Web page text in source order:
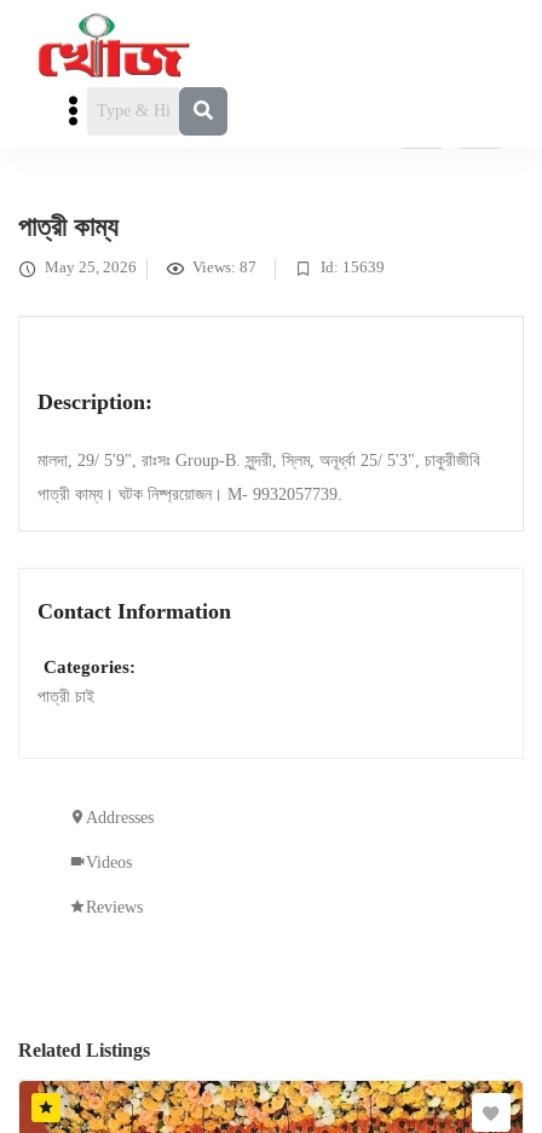
FEATURED
পাত্রী কাম্য
May 25, 2026 Views: 87 Id: 15639
Description:
মালদা, 29/ 5'9", রাঃসঃ Group-B. সুন্দরী, স্লিম, অনূর্ধ্বা 25/ 5'3", চাকুরীজীবি
পাত্রী কাম্য। ঘটক নিষ্প্রয়োজন। M- 9932057739.
Contact Information
Categories:
পাত্রী চাই
Addresses
Videos
Reviews
Related Listings